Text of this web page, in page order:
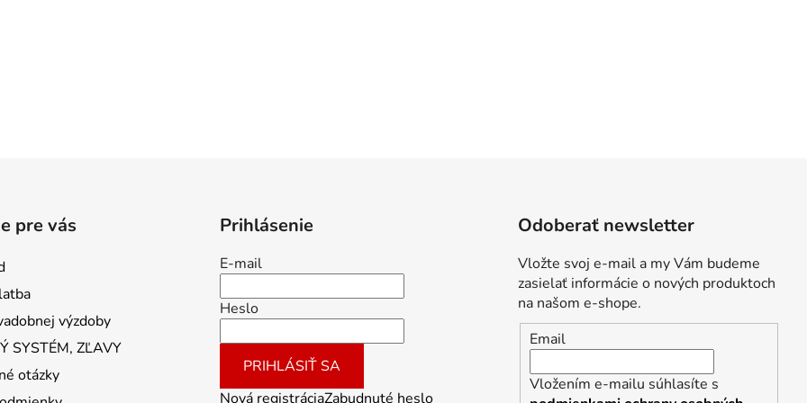
pre vás
výzdoby
SYSTÉM, ZĽAVY
otázky
Prihlásenie
E-mail
Heslo
PRIHLÁSIŤ SA
Nová registráciaZabudnuté heslo
Odoberať newsletter
Vložte svoj e-mail a my Vám budeme
zasielať informácie o nových produktoch
na našom e-shope.
Email
Vložením e-mailu súhlasíte s